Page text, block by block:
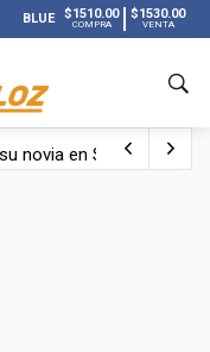
BLUE $1510.00
COMPRA
$1530.00
VENTA
novia en San Luis: